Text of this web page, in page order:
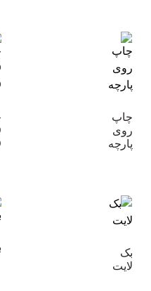
چاپ
روی
پارچه
بک
لایت